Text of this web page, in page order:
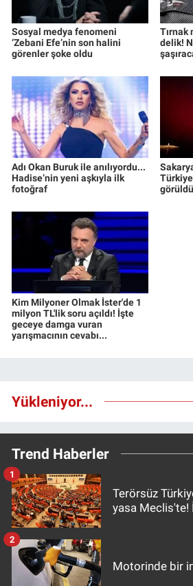
Sosyal medya fenomeni
‘Zebani Efe’nin son halini
görenler şoke oldu
Tırnak
delik!
Adı Okan Buruk ile anılıyordu...
Hadise’nin yeni aşkıyla ilk
fotoğraf
görüldü
Kim Milyoner Olmak İster'de 1
milyon TL'lik soru açıldı! İşte
geceye damga vuran
yarışmacının cevabı...
Yükleniyor...
Trend Haberler
Terörsüz
yasa
1
Motorinde bir
2